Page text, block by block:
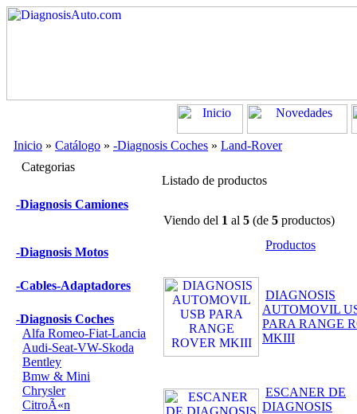
Inicio » Catálogo » -Diagnosis Coches » Land-Rover
Categorias
-Diagnosis Camiones
-Diagnosis Motos
-Cables-Adaptadores
-Diagnosis Coches
Alfa Romeo-Fiat-Lancia
Audi-Seat-VW-Skoda
Bentley
Bmw & Mini
Chrysler
CitroÃ«n
Listado de productos
Viendo del 1 al 5 (de 5 productos)
Productos
DIAGNOSIS
AUTOMOVIL
PARA RANGE
MKIII
ESCANER DE
DIAGNOSIS